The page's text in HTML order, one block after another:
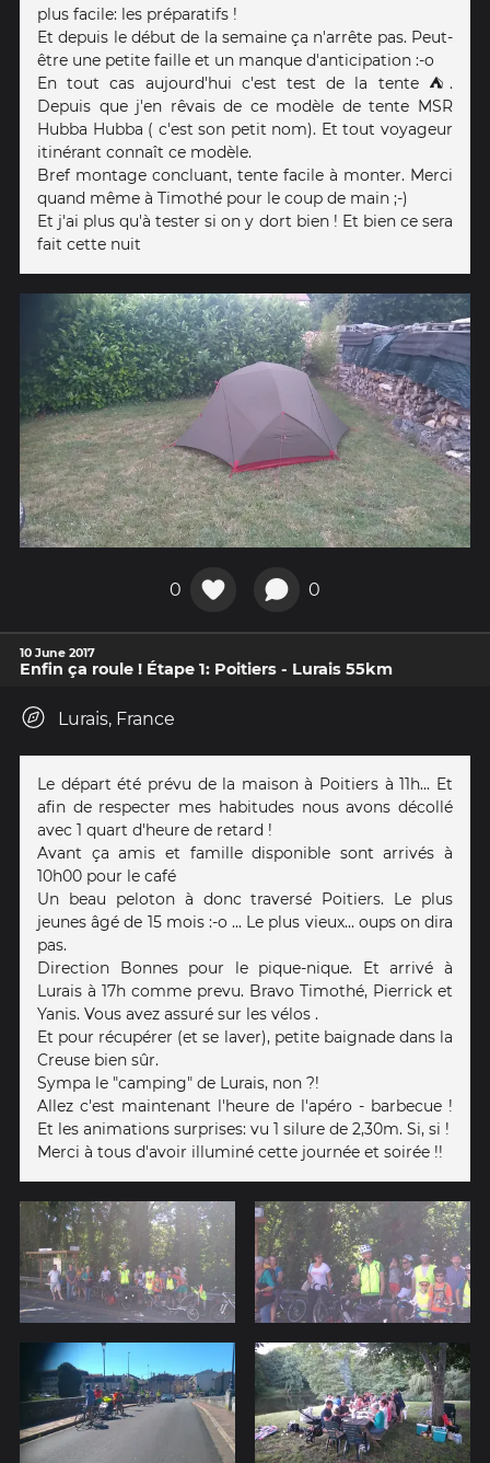
plus facile: les préparatifs !
Et depuis le début de la semaine ça n'arrête pas. Peut-
être une petite faille et un manque d'anticipation :-o
En tout cas aujourd'hui c'est test de la tente ⛺.
Depuis que j'en rêvais de ce modèle de tente MSR
Hubba Hubba ( c'est son petit nom). Et tout voyageur
itinérant connaît ce modèle.
Bref montage concluant, tente facile à monter. Merci
quand même à Timothé pour le coup de main ;-)
Et j'ai plus qu'à tester si on y dort bien ! Et bien ce sera
fait cette nuit
0 0
10 June 2017
Enfin ça roule ! Étape 1: Poitiers - Lurais 55km
Lurais, France
Le départ été prévu de la maison à Poitiers à 11h... Et
afin de respecter mes habitudes nous avons décollé
avec 1 quart d'heure de retard !
Avant ça amis et famille disponible sont arrivés à
10h00 pour le café
Un beau peloton à donc traversé Poitiers. Le plus
jeunes âgé de 15 mois :-o ... Le plus vieux... oups on dira
pas.
Direction Bonnes pour le pique-nique. Et arrivé à
Lurais à 17h comme prevu. Bravo Timothé, Pierrick et
Yanis. Vous avez assuré sur les vélos .
Et pour récupérer (et se laver), petite baignade dans la
Creuse bien sûr.
Sympa le "camping" de Lurais, non ?!
Allez c'est maintenant l'heure de l'apéro - barbecue !
Et les animations surprises: vu 1 silure de 2,30m. Si, si !
Merci à tous d'avoir illuminé cette journée et soirée !!